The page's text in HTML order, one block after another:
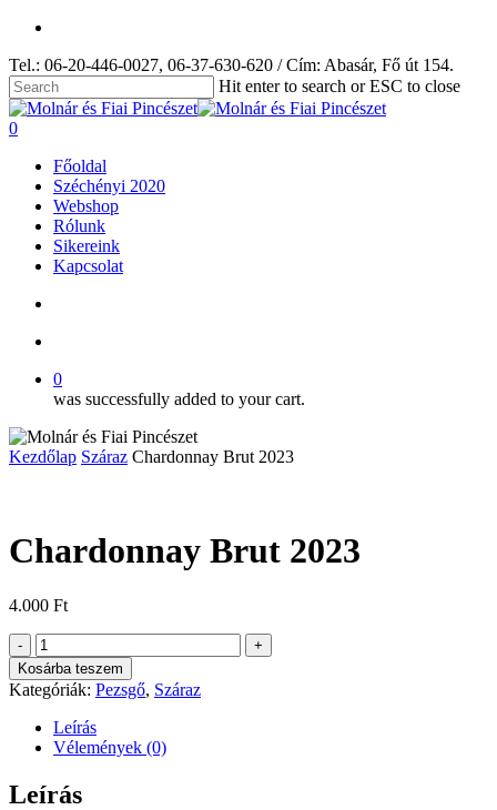
Skip
main
content
Tel.: 06-20-446-0027, 06-37-630-620 / Cím: Abasár, Fő út 154.
Hit enter to search or ESC to close
Close
Search
search
account
0
Főoldal
Széchényi 2020
Webshop
Rólunk
Sikereink
Kapcsolat
0
was successfully added to your cart.
Kezdőlap Száraz Chardonnay Brut 2023
Chardonnay Brut 2023
4.000 Ft
Chardonnay
Brut
2023
mennyiség
Kosárba teszem
Kategóriák: Pezsgő, Száraz
Leírás
Vélemények (0)
Leírás